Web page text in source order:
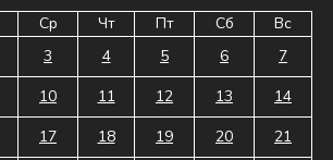
Ср Чт Пт Сб
Вс
3 4 5 6
7
10 11 12 13
14
17 18 19 20
21